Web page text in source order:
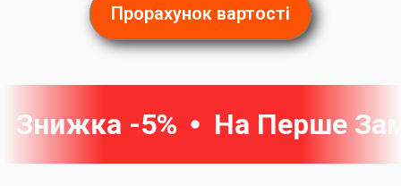
Прорахунок вартості
Знижка -5% На Перше